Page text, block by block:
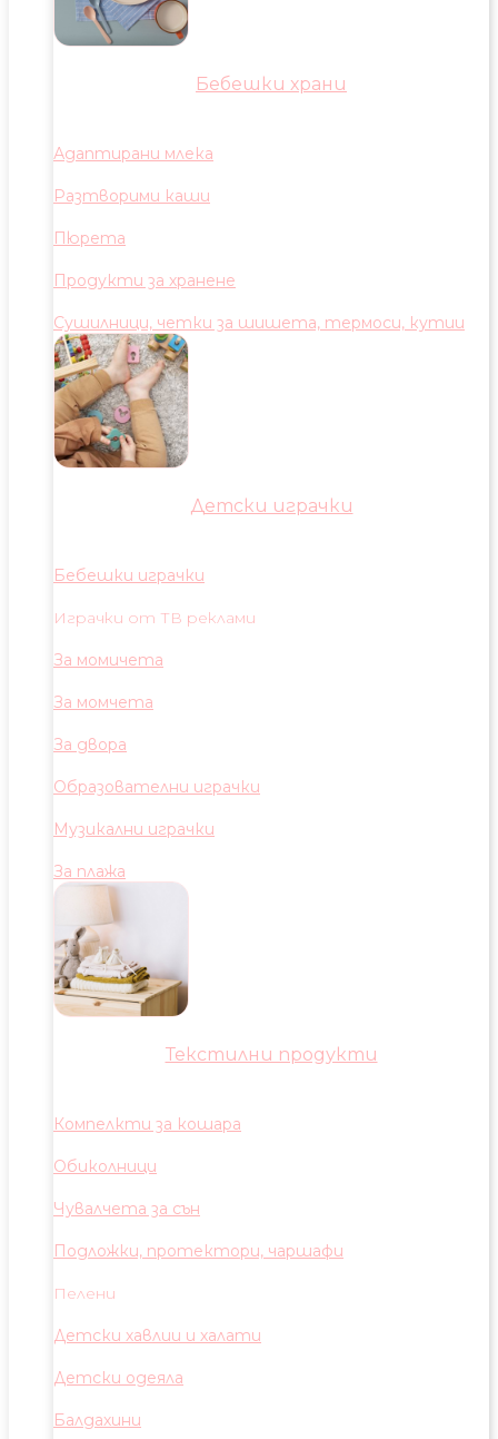
Бебешки храни
Адаптирани млека
Разтворими каши
Пюрета
Продукти за хранене
Сушилници, четки за шишета, термоси, кутии
Детски играчки
Бебешки играчки
Играчки от ТВ реклами
За момичета
За момчета
За двора
Образователни играчки
Музикални играчки
За плажа
Текстилни продукти
Компелкти за кошара
Обиколници
Чувалчета за сън
Подложки, протектори, чаршафи
Пелени
Детски хавлии и халати
Детски одеяла
Балдахини